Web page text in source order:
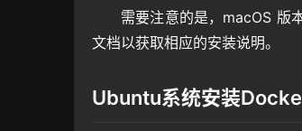
需要注意的是，macOS
文档以获取相应的安装说明。
Ubuntu系统安装